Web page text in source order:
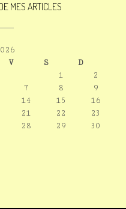
MES ARTICLES
V S
D
1
2
7 8
9
14 15
16
21 22
23
28 29
30